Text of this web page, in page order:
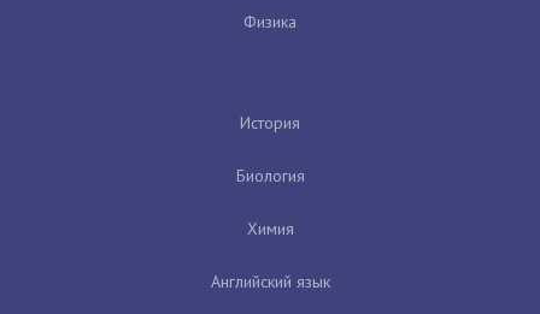
Физика
История
Биология
Химия
Английский язык